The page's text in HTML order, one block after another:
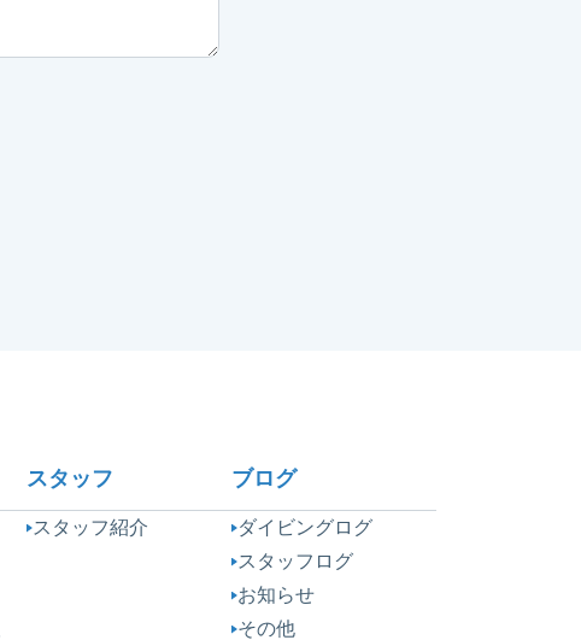
スタッフ
スタッフ紹介
ブログ
ダイビングログ
スタッフログ
お知らせ
その他